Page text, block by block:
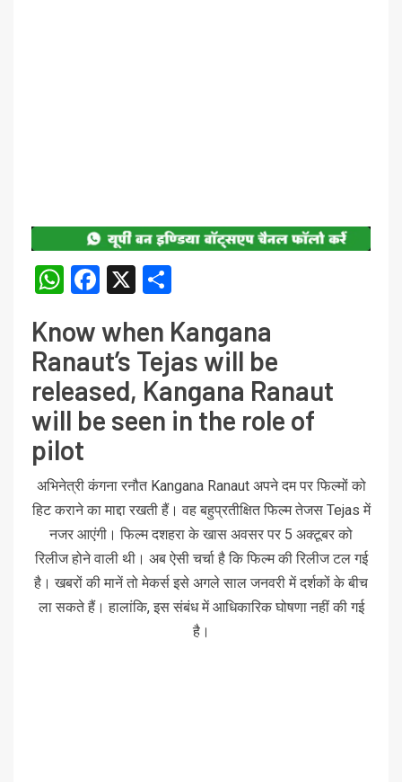
WhatsApp
Facebook
X
Know when Kangana
Ranaut’s Tejas will be
released, Kangana Ranaut
will be seen in the role of
pilot
अभिनेत्री कंगना रनौत Kangana Ranaut अपने दम पर फिल्मों को
हिट कराने का माद्दा रखती हैं। वह बहुप्रतीक्षित फिल्म तेजस Tejas में
नजर आएंगी। फिल्म दशहरा के खास अवसर पर 5 अक्टूबर को
रिलीज होने वाली थी। अब ऐसी चर्चा है कि फिल्म की रिलीज टल गई
है। खबरों की मानें तो मेकर्स इसे अगले साल जनवरी में दर्शकों के बीच
ला सकते हैं। हालांकि, इस संबंध में आधिकारिक घोषणा नहीं की गई
है।